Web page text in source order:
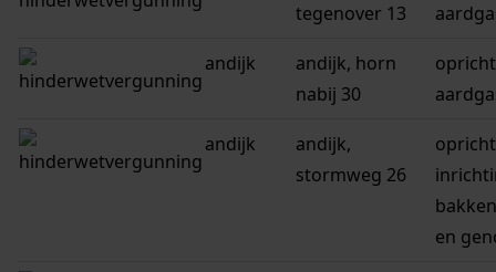
tegenover 13
andijk
andijk, horn
nabij 30
andijk
andijk,
stormweg 26
en